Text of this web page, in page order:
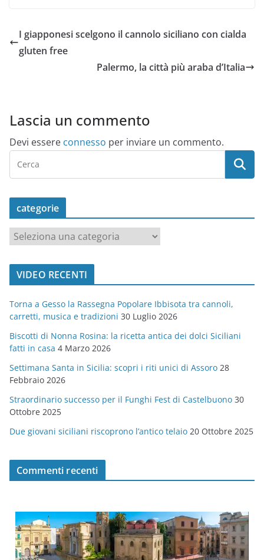
I giapponesi scelgono il cannolo siciliano con cialda
gluten free
Palermo, la città più araba d’Italia
Lascia un commento
Devi essere connesso per inviare un commento.
categorie
a
t
o
r
i
e
VIDEO RECENTI
Torna a Gesso la Rassegna Popolare Ibbisota tra cannoli,
carretti, musica e tradizioni 30 Luglio 2026
Biscotti di Nonna Rosina: la ricetta antica dei dolci Siciliani
fatti in casa 4 Marzo 2026
Settimana Santa in Sicilia: scopri i riti unici di Assoro 28
Febbraio 2026
Straordinario successo per il Funghi Fest di Castelbuono 30
Ottobre 2025
Due giovani siciliani riscoprono l’antico telaio 20 Ottobre 2025
Commenti recenti